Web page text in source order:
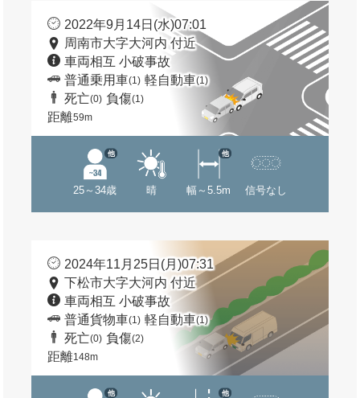
2022年9月14日(水)07:01
周南市大字大河内 付近
車両相互 小破事故
普通乗用車(1) 軽自動車(1)
死亡(0) 負傷(1)
距離59m
25～34歳
他
晴 幅～5.5m
他
信号なし
2024年11月25日(月)07:31
下松市大字大河内 付近
車両相互 小破事故
普通貨物車(1) 軽自動車(1)
死亡(0) 負傷(2)
距離148m
他 他